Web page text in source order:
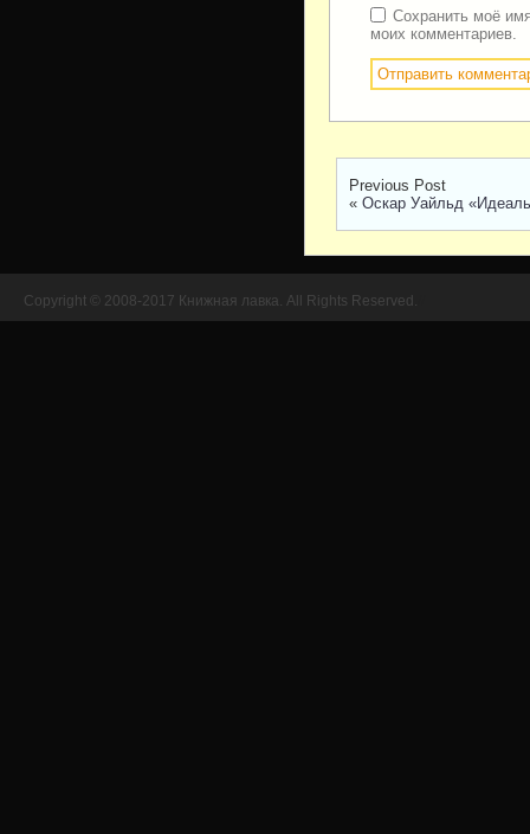
Сохранить моё
моих комментариев.
Previous Post
« Оскар Уайльд
Copyright © 2008-2017 Книжная лавка. All Rights Reserved.